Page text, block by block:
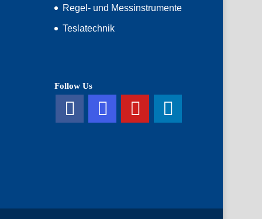
Regel- und Messinstrumente
Teslatechnik
Follow Us